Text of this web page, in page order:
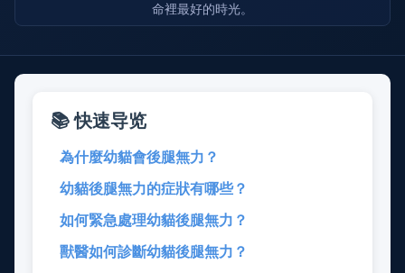
命裡最好的時光。
📚 快速导览
為什麼幼貓會後腿無力？
幼貓後腿無力的症狀有哪些？
如何緊急處理幼貓後腿無力？
獸醫如何診斷幼貓後腿無力？